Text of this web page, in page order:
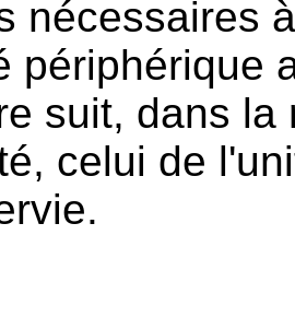
nécessaires
périphérique
suit, dans la
celui de